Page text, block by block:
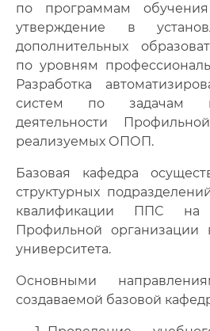
по программам
утверждение в
дополнительных
по уровням
Разработка
систем по задачам
деятельности
реализуемых ОПОП.
Базовая кафедра
структурных
квалификации ППС
Профильной организации
университета.
Основными
создаваемой базовой